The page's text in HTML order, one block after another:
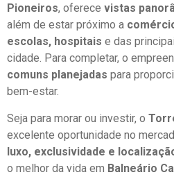
Pioneiros, oferece vistas
além de estar próximo a
escolas, hospitais e das
cidade. Para completar, o
comuns planejadas para
bem-estar.
Seja para morar ou investir, o
excelente oportunidade no
luxo, exclusividade e
o melhor da vida em Balneário